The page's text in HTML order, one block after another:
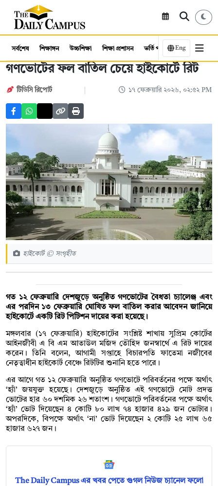
সর্বশেষ শিক্ষাঙ্গন উচ্চশিক্ষা শিক্ষা প্রশাসন ভর্তি পরীক্ষা কর্মসংস্থান
Eng
গণভোটের ফল বাতিল চেয়ে হাইকোর্টে রিট
টিডিসি রিপোর্ট ১৭ ফেব্রুয়ারি ২০২৬, ০২:৫২ PM
হাইকোর্ট © সংগৃহীত
গত ১২ ফেব্রুয়ারি দেশজুড়ে অনুষ্ঠিত গণভোটের বৈধতা চ্যালেঞ্জ এবং
এর পরদিন ১৩ ফেব্রুয়ারি ঘোষিত ফল বাতিল করার আবেদন জানিয়ে
হাইকোর্টে একটি রিট পিটিশন দায়ের করা হয়েছে।
মঙ্গলবার (১৭ ফেব্রুয়ারি) হাইকোর্টের সংশ্লিষ্ট শাখায় সুপ্রিম কোর্টের
আইনজীবী এ বি এম আতাউল মজিদ তৌহিদ জনস্বার্থে এ রিট দায়ের
করেন। তিনি বলেন, আগামী সপ্তাহে বিচারপতি ফাতেমা নজীবের
নেতৃত্বাধীন হাইকোর্ট বেঞ্চে রিটটির শুনানি হতে পারে।
এর আগে গত ১২ ফেব্রুয়ারি অনুষ্ঠিত গণভোটে পরিবর্তনের পক্ষে অর্থাৎ
‘হ্যাঁ’ জয়যুক্ত হয়েছে। দেশজুড়ে অনুষ্ঠিত এই গণভোটে মোট প্রদত্ত
ভোটের হার ৬০ দশমিক ২৬ শতাংশ। গণভোটে পরিবর্তনের পক্ষে অর্থাৎ
‘হ্যাঁ’ ভোট দিয়েছেন ৪ কোটি ৮০ লাখ ৭৪ হাজার ৪২৯ জন ভোটার।
অপরদিকে, বিপক্ষে অর্থাৎ ‘না’ ভোট দিয়েছেন ২ কোটি ২৫ লাখ ৬৫
হাজার ৬২৭ জন।
The Daily Campus এর খবর পেতে গুগল নিউজ চ্যানেল ফলো